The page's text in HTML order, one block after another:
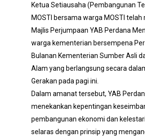
Ketua Setiausaha (Pembangunan
MOSTI bersama warga MOSTI telah
Majlis Perjumpaan YAB Perdana
warga kementerian bersempena
Bulanan Kementerian Sumber Asli
Alam yang berlangsung secara
Gerakan pada pagi ini.
Dalam amanat tersebut, YAB
menekankan kepentingan
pembangunan ekonomi dan
selaras dengan prinsip yang